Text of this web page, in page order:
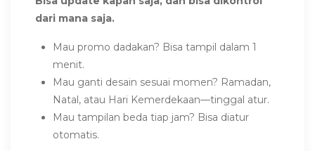
dari mana saja.
Mau promo dadakan? Bisa tampil dalam 1
menit.
Mau ganti desain sesuai momen? Ramadan,
Natal, atau Hari Kemerdekaan—tinggal atur.
Mau tampilan beda tiap jam? Bisa diatur
otomatis.